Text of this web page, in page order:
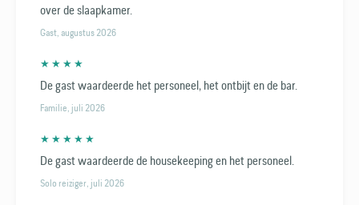
over de slaapkamer.
Gast, augustus 2026
★ ★ ★ ★
De gast waardeerde het personeel, het ontbijt en de bar.
Familie, juli 2026
★ ★ ★ ★ ★
De gast waardeerde de housekeeping en het personeel.
Solo reiziger, juli 2026